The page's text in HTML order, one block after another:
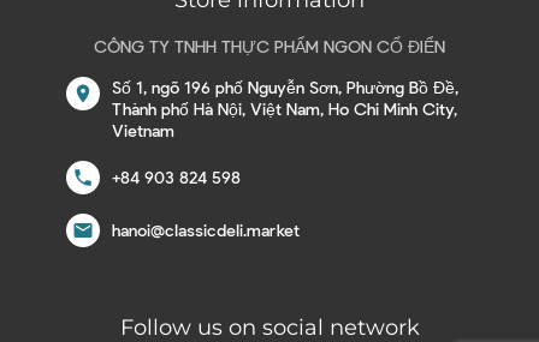
CÔNG TY TNHH THỰC PHẨM NGON CỔ ĐIỂN
location_on
Số 1, ngõ 196 phố Nguyễn Sơn, Phường Bồ Đề,
Thành phố Hà Nội, Việt Nam, Ho Chi Minh City,
Vietnam
call +84 903 824 598
email hanoi@classicdeli.market
Follow us on social network